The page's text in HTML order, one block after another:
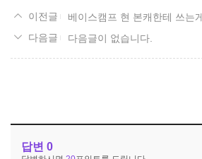
베이스캠프 현 본캐한테 쓰는게 좋을까요
다음글이 없습니다.
답변 0